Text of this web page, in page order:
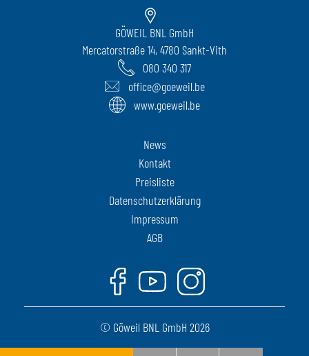
GÖWEIL BNL GmbH
Mercatorstraße 14, 4780 Sankt-Vith
080 340 317
office@goeweil.be
www.goeweil.be
News
Kontakt
Preisliste
Datenschutzerklärung
Impressum
AGB
Facebook
YoutubeInstagram
© Göweil BNL GmbH 2026